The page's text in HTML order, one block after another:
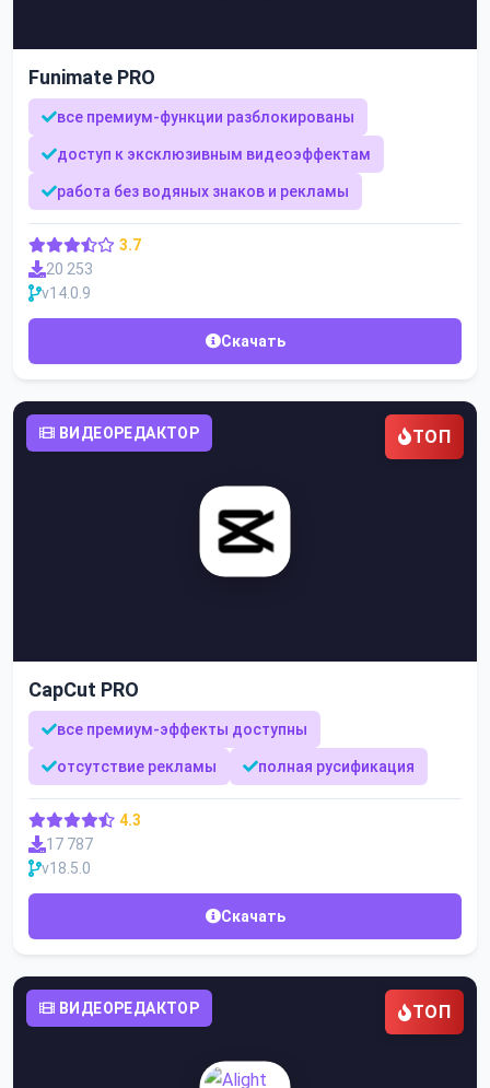
Funimate PRO
все премиум-функции разблокированы
доступ к эксклюзивным видеоэффектам
работа без водяных знаков и рекламы
3.7
20 253
v14.0.9
Скачать
ВИДЕОРЕДАКТОР ТОП
CapCut PRO
все премиум-эффекты доступны
отсутствие рекламы полная русификация
4.3
17 787
v18.5.0
Скачать
ВИДЕОРЕДАКТОР ТОП